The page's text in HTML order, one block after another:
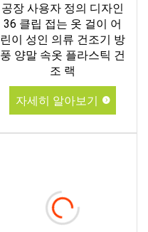
공장 사용자 정의 디자인
36 클립 접는 옷 걸이 어
린이 성인 의류 건조기 방
풍 양말 속옷 플라스틱 건
조 랙
자세히 알아보기